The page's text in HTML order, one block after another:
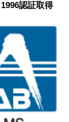
認証取得